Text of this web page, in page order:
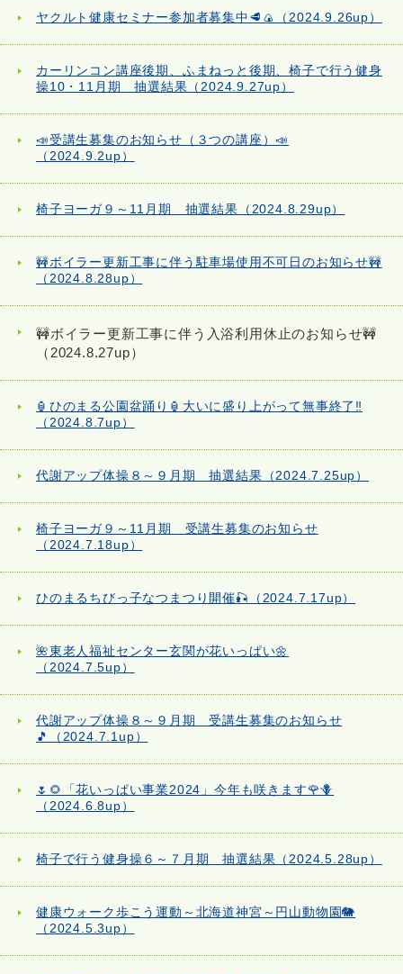
ヤクルト健康セミナー参加者募集中🥩🍙（2024.9.26up）
カーリンコン講座後期、ふまねっと後期、椅子で行う健身
操10・11月期 抽選結果（2024.9.27up）
📣受講生募集のお知らせ（３つの講座）📣
（2024.9.2up）
椅子ヨーガ９～11月期 抽選結果（2024.8.29up）
🚧ボイラー更新工事に伴う駐車場使用不可日のお知らせ🚧
（2024.8.28up）
🚧ボイラー更新工事に伴う入浴利用休止のお知らせ🚧
（2024.8.27up）
🏮ひのまる公園盆踊り🏮大いに盛り上がって無事終了‼
（2024.8.7up）
代謝アップ体操８～９月期 抽選結果（2024.7.25up）
椅子ヨーガ９～11月期 受講生募集のお知らせ
（2024.7.18up）
ひのまるちびっ子なつまつり開催🎣（2024.7.17up）
🌺東老人福祉センター玄関が花いっぱい🌼
（2024.7.5up）
代謝アップ体操８～９月期 受講生募集のお知らせ
🎵（2024.7.1up）
🌷🌻「花いっぱい事業2024」今年も咲きます🌹🪻
（2024.6.8up）
椅子で行う健身操６～７月期 抽選結果（2024.5.28up）
健康ウォーク歩こう運動～北海道神宮～円山動物園🐘
（2024.5.3up）